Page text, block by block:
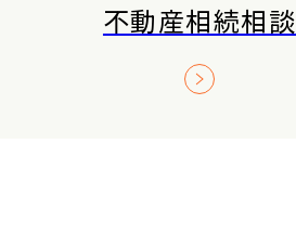
不動産相続相談